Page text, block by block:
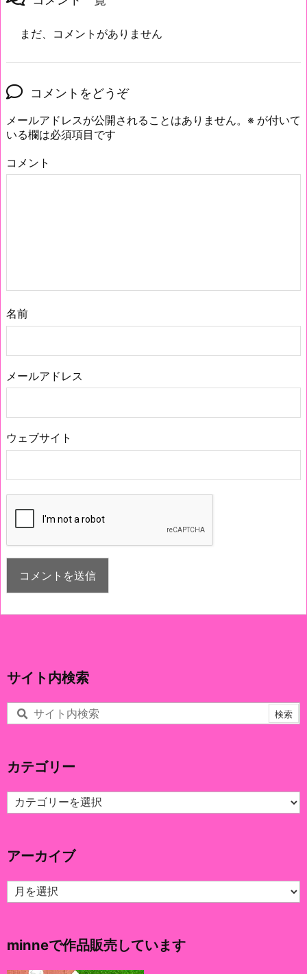
まだ、コメントがありません
コメントをどうぞ
メールアドレスが公開されることはありません。 ※ が付いて
いる欄は必須項目です
コメント
名前
メールアドレス
ウェブサイト
サイト内検索
カテゴリー
カ
テ
ー
アーカイブ
ア
ー
ブ
minneで作品販売しています